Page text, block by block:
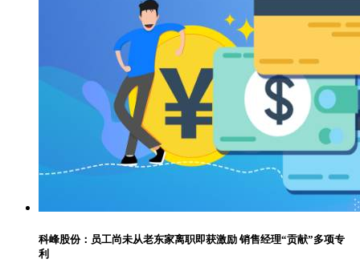
科峰股份：员工尚未从老东家离职即获激励 销售经理“贡献”多项专
利